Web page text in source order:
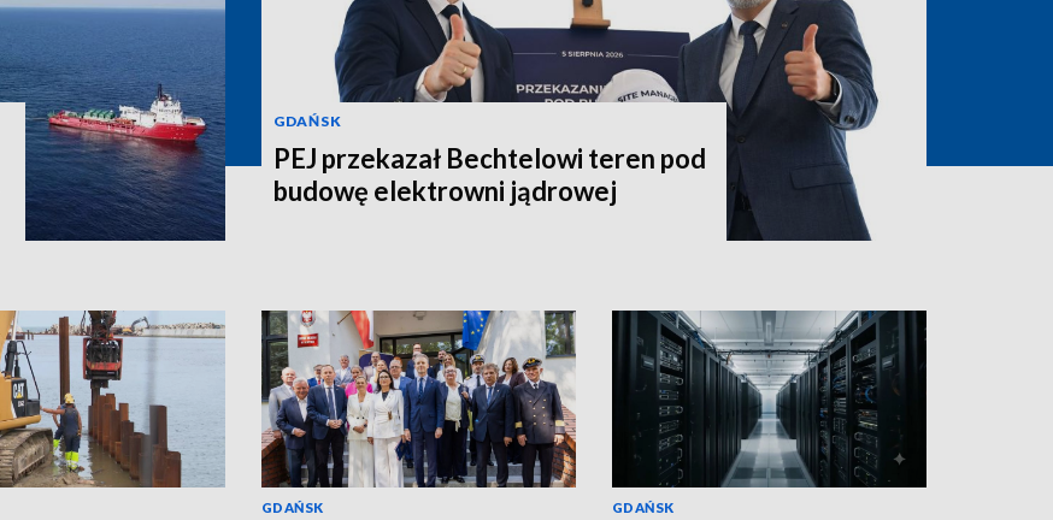
GDAŃSK
PEJ przekazał Bechtelowi teren pod
budowę elektrowni jądrowej
GDAŃSK GDAŃSK